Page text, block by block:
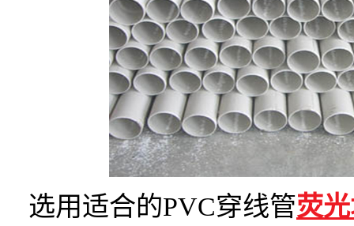
选用适合的PVC穿线管荧